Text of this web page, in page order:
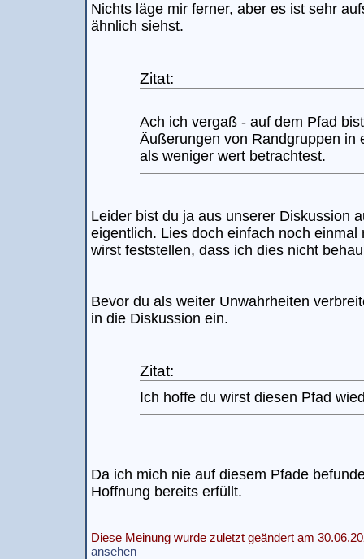
Nichts läge mir ferner, aber es ist sehr
ähnlich siehst.
Zitat:
Ach ich vergaß - auf dem Pfad
Äußerungen von Randgruppen in
als weniger wert betrachtest.
Leider bist du ja aus unserer Diskussion
eigentlich. Lies doch einfach noch
wirst feststellen, dass ich dies nicht
Bevor du als weiter Unwahrheiten
in die Diskussion ein.
Zitat:
Ich hoffe du wirst diesen Pfad
Da ich mich nie auf diesem Pfade
Hoffnung bereits erfüllt.
Diese Meinung wurde zuletzt geändert am
ansehen